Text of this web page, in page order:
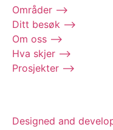
Områder ⟶
Ditt besøk ⟶
Om oss ⟶
Hva skjer ⟶
Prosjekter ⟶
Designed and